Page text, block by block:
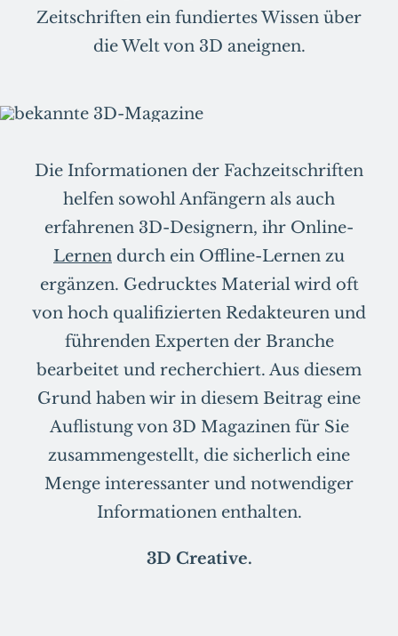
Zeitschriften ein fundiertes Wissen über
die Welt von 3D aneignen.
Die Informationen der Fachzeitschriften
helfen sowohl Anfängern als auch
erfahrenen 3D-Designern, ihr Online-
Lernen durch ein Offline-Lernen zu
ergänzen. Gedrucktes Material wird oft
von hoch qualifizierten Redakteuren und
führenden Experten der Branche
bearbeitet und recherchiert. Aus diesem
Grund haben wir in diesem Beitrag eine
Auflistung von 3D Magazinen für Sie
zusammengestellt, die sicherlich eine
Menge interessanter und notwendiger
Informationen enthalten.
3D Creative.